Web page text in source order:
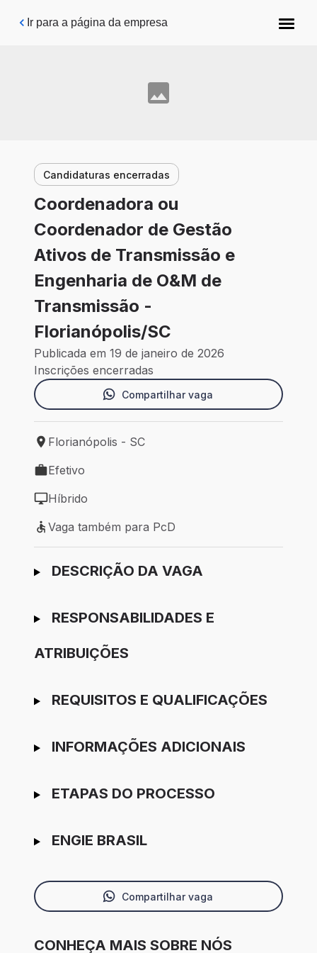
Pular para o conteúdo principal
Ir para a página da empresa
Candidaturas encerradas
Coordenadora ou
Coordenador de Gestão
Ativos de Transmissão e
Engenharia de O&M de
Transmissão -
Florianópolis/SC
Publicada em 19 de janeiro de 2026
Inscrições encerradas
Compartilhar vaga
Local de trabalho: Florianópolis - SC
Florianópolis - SC
Tipo de vaga: Efetivo
Efetivo
Modelo de trabalho: Híbrido
Híbrido
Vaga também para PcD
Vaga também para PcD
Ir para candidatura
DESCRIÇÃO DA VAGA
RESPONSABILIDADES E
ATRIBUIÇÕES
REQUISITOS E QUALIFICAÇÕES
INFORMAÇÕES ADICIONAIS
ETAPAS DO PROCESSO
ENGIE BRASIL
Compartilhar vaga
CONHEÇA MAIS SOBRE NÓS